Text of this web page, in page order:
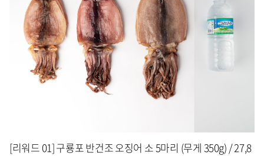
[리워드 01] 구룡포 반건조 오징어 소 5마리 (무게 350g) / 27,8